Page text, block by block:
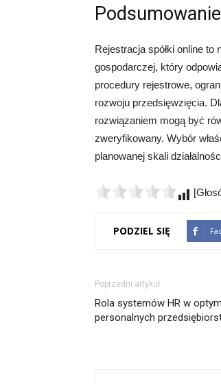
Podsumowanie
Rejestracja spółki online
gospodarczej, który
procedury rejestrowe,
rozwoju przedsięwzięcia.
rozwiązaniem mogą być
zweryfikowany. Wybór
planowanej skali
PODZIEL SIĘ
Poprzedni artykuł
Rola systemów HR w
personalnych